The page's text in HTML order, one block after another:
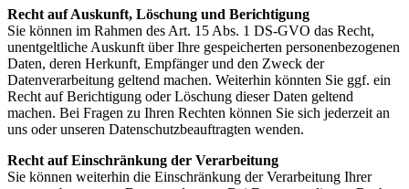
Recht auf Auskunft, Löschung und Berichtigung
Sie können im Rahmen des Art. 15 Abs. 1 DS-GVO das Recht,
unentgeltliche Auskunft über Ihre gespeicherten personenbezogenen
Daten, deren Herkunft, Empfänger und den Zweck der
Datenverarbeitung geltend machen. Weiterhin könnten Sie ggf. ein
Recht auf Berichtigung oder Löschung dieser Daten geltend
machen. Bei Fragen zu Ihren Rechten können Sie sich jederzeit an
uns oder unseren Datenschutzbeauftragten wenden.
Recht auf Einschränkung der Verarbeitung
Sie können weiterhin die Einschränkung der Verarbeitung Ihrer